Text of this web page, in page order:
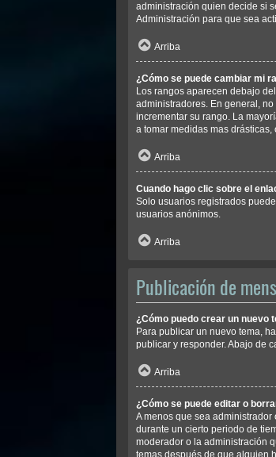
administración quien decide si
Administración para que sea
Arriba
¿Cómo se puede cambiar mi
Los rangos aparecen debajo
administradores. En general,
incrementar su rango. La
a tomar medidas mas
Arriba
Cuando hago clic sobre el
Solo usuarios registrados
usuarios anónimos.
Arriba
Publicación de
¿Cómo puedo crear un nuevo
Para publicar un nuevo tema,
publicar y responder. Abajo de
Arriba
¿Cómo se puede editar o
A menos que sea
durante un cierto periodo de
moderador o la administración
temas después de que alguien